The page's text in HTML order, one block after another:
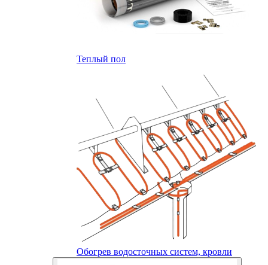
Теплый пол
Обогрев водосточных систем, кровли